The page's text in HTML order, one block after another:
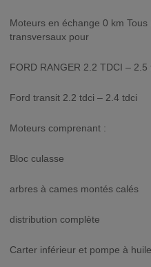
Moteurs en échange 0 km
transversaux pour
FORD RANGER 2.2 TDCI –
Ford transit 2.2 tdci – 2.4 tdci
Moteurs comprenant :
Bloc culasse
arbres à cames montés calés
distribution complète
Carter inférieur et pompe à huile